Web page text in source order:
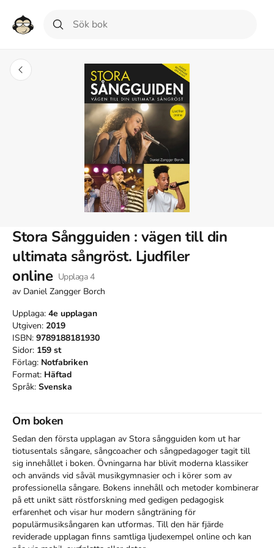
Stora Sångguiden : vägen till din
ultimata sångröst. Ljudfiler
online Upplaga4
av Daniel Zangger Borch
Upplaga: 4e upplagan
Utgiven: 2019
ISBN: 9789188181930
Sidor: 159 st
Förlag: Notfabriken
Format: Häftad
Språk: Svenska
Om boken
Sedan den första upplagan av Stora sångguiden kom ut har
tiotusentals sångare, sångcoacher och sångpedagoger tagit till
sig innehållet i boken. Övningarna har blivit moderna klassiker
och används vid såväl musikgymnasier och i körer som av
professionella sångare. Bokens innehåll och metoder kombinerar
på ett unikt sätt röstforskning med gedigen pedagogisk
erfarenhet och visar hur modern sångträning för
populärmusiksångaren kan utformas. Till den här fjärde
reviderade upplagan finns samtliga ljudexempel online och kan